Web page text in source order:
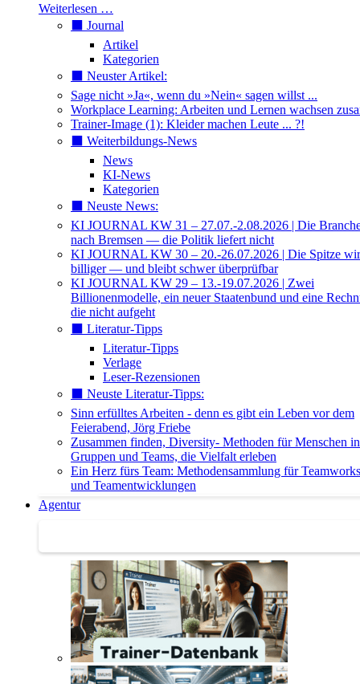
Weiterlesen …
⬛️ Journal
Artikel
Kategorien
⬛️ Neuster Artikel:
Sage nicht »Ja«, wenn du »Nein« sagen willst ...
Workplace Learning: Arbeiten und Lernen wachsen
Trainer-Image (1): Kleider machen Leute ... ?!
⬛️ Weiterbildungs-News
News
KI-News
Kategorien
⬛️ Neuste News:
KI JOURNAL KW 31 – 27.07.-2.08.2026 | Die
nach Bremsen — die Politik liefert nicht
KI JOURNAL KW 30 – 20.-26.07.2026 | Die Spitze
billiger — und bleibt schwer überprüfbar
KI JOURNAL KW 29 – 13.-19.07.2026 | Zwei
Billionenmodelle, ein neuer Staatenbund und eine
die nicht aufgeht
⬛️ Literatur-Tipps
Literatur-Tipps
Verlage
Leser-Rezensionen
⬛️ Neuste Literatur-Tipps:
Sinn erfülltes Arbeiten - denn es gibt ein Leben vor dem
Feierabend, Jörg Friebe
Zusammen finden, Diversity- Methoden für Menschen in
Gruppen und Teams, die Vielfalt erleben
Ein Herz fürs Team: Methodensammlung für
und Teamentwicklungen
Agentur